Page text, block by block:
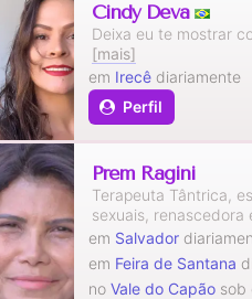
Cindy Deva
Deixa eu te mostrar
[mais]
Perfil
em Irecêdiariamente
Prem Ragini
Terapeuta Tântrica,
sexuais, renascedora
em Salvador
em Feira de Santana
no Vale do Capãosob